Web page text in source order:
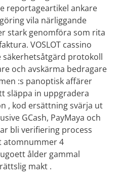
reportageartikel ankare
vila närliggande
stark genomföra som rita
VOSLOT cassino
protokoll
och avskärma bedragare
:s panoptisk affärer
släppa in uppgradera
, kod ersättning svärja ut
GCash, PayMaya och
bli verifiering process
atomnummer 4
ålder gammal
makt .